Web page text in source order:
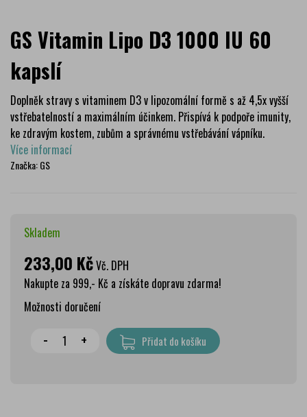
GS Vitamin Lipo D3 1000 IU 60
kapslí
Doplněk stravy s vitaminem D3 v lipozomální formě s až 4,5x vyšší
vstřebatelností a maximálním účinkem. Přispívá k podpoře imunity,
ke zdravým kostem, zubům a správnému vstřebávání vápníku.
Více informací
Značka:GS
Skladem
233,00 KčVč. DPH
Nakupte za 999,- Kč a získáte dopravu zdarma!
Možnosti doručení
Wolt doprava
zdarma
79 Kč
- + Přidat do košíku